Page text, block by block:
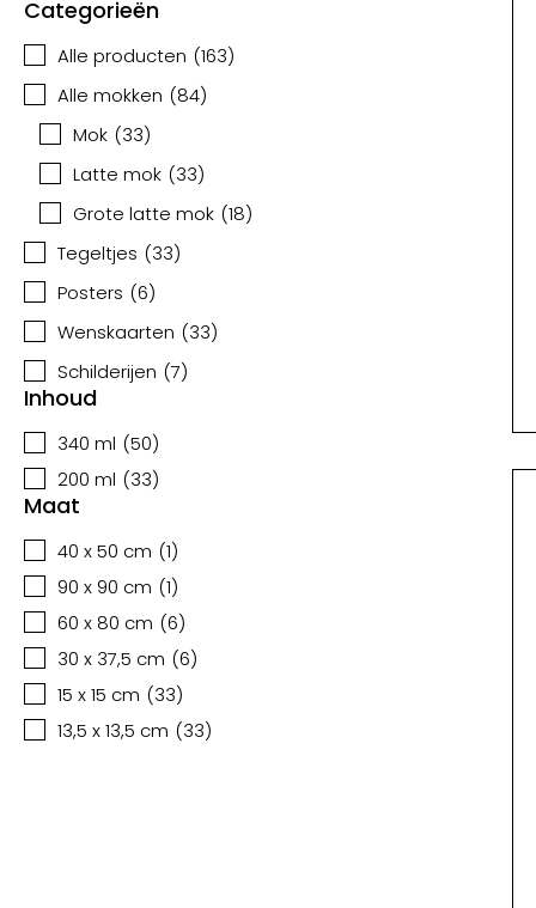
Categorieën
Alle producten (163)
Alle mokken (84)
Mok (33)
Latte mok (33)
Grote latte mok (18)
Tegeltjes (33)
Posters (6)
Wenskaarten (33)
Schilderijen (7)
Inhoud
340 ml (50)
200 ml (33)
Maat
40 x 50 cm (1)
90 x 90 cm (1)
60 x 80 cm (6)
30 x 37,5 cm (6)
15 x 15 cm (33)
13,5 x 13,5 cm (33)